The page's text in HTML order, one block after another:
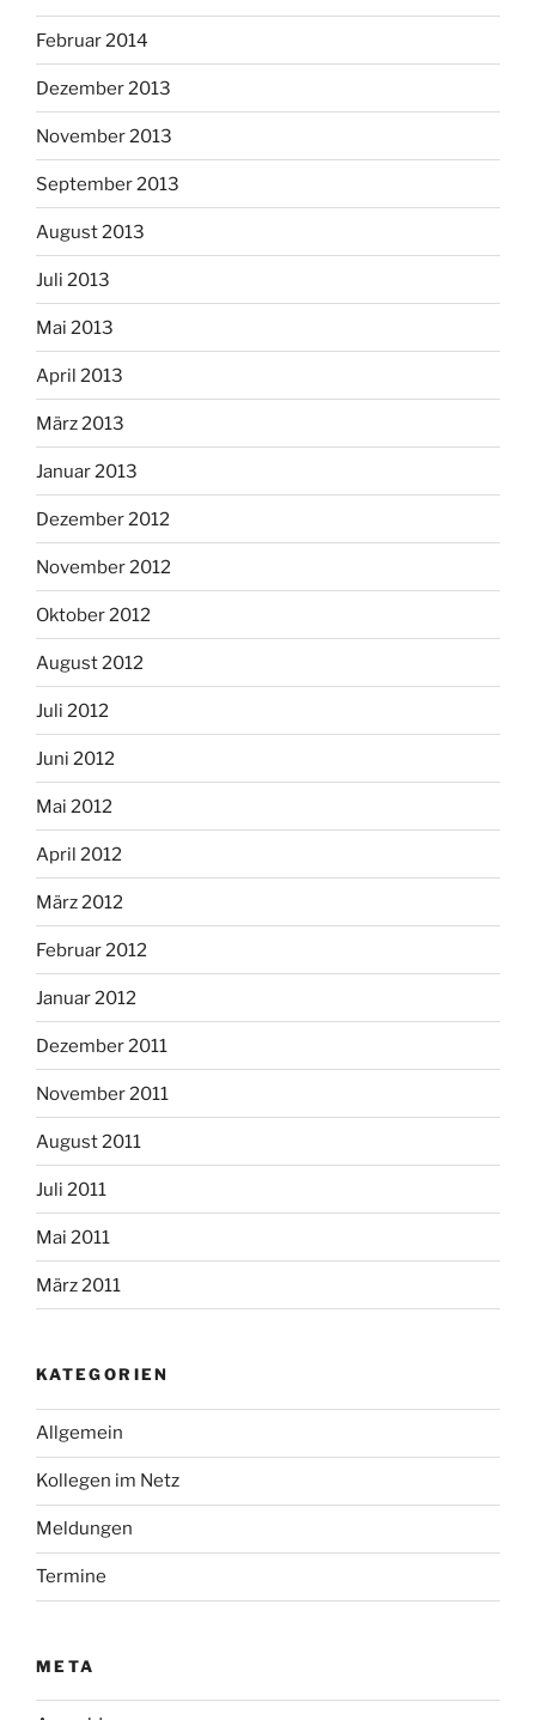
Februar 2014
Dezember 2013
November 2013
September 2013
August 2013
Juli 2013
Mai 2013
April 2013
März 2013
Januar 2013
Dezember 2012
November 2012
Oktober 2012
August 2012
Juli 2012
Juni 2012
Mai 2012
April 2012
März 2012
Februar 2012
Januar 2012
Dezember 2011
November 2011
August 2011
Juli 2011
Mai 2011
März 2011
KATEGORIEN
Allgemein
Kollegen im Netz
Meldungen
Termine
META